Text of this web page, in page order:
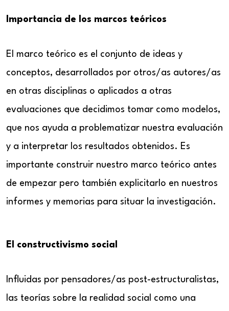
Importancia de los marcos teóricos
El marco teórico es el conjunto de ideas y
conceptos, desarrollados por otros/as autores/as
en otras disciplinas o aplicados a otras
evaluaciones que decidimos tomar como modelos,
que nos ayuda a problematizar nuestra evaluación
y a interpretar los resultados obtenidos. Es
importante construir nuestro marco teórico antes
de empezar pero también explicitarlo en nuestros
informes y memorias para situar la investigación.
El constructivismo social
Influidas por pensadores/as post-estructuralistas,
las teorías sobre la realidad social como una